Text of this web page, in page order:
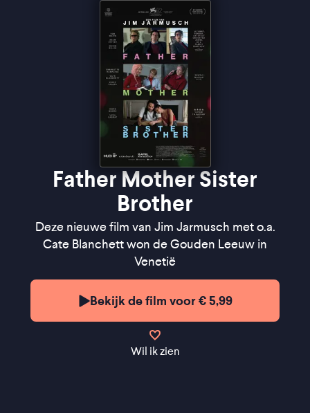
de Filmkrant
"A film to savour" ★★★★The Guardian
Father Mother Sister
Brother
Deze nieuwe film van Jim Jarmusch met o.a.
Cate Blanchett won de Gouden Leeuw in
Venetië
Bekijk de film voor € 5,99
Wil ik zien